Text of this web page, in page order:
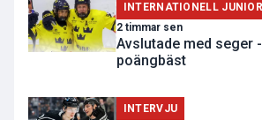
INTERNATIONELL
2 timmar sen
Avslutade med seger
poängbäst
INTERVJU